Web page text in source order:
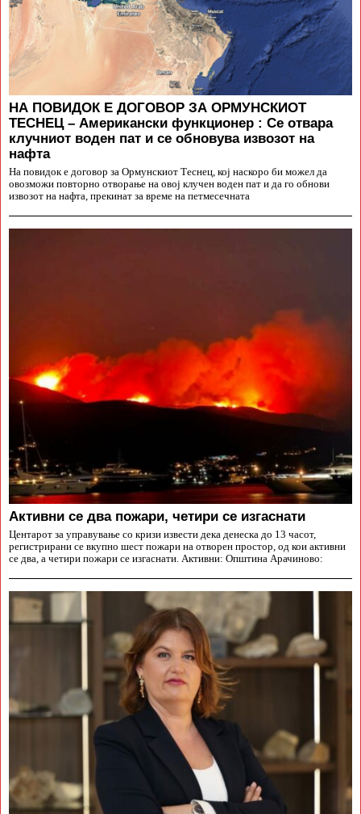
НА ПОВИДОК Е ДОГОВОР ЗА ОРМУНСКИОТ
ТЕСНЕЦ – Американски функционер : Се отвара
клучниот воден пат и се обновува извозот на
нафта
На повидок е договор за Ормунскиот Теснец, кој наскоро би можел да
овозможи повторно отворање на овој клучен воден пат и да го обнови
извозот на нафта, прекинат за време на петмесечната
Aктивни се два пожари, четири се изгаснати
Центарот за управување со кризи извести дека денеска до 13 часот,
регистрирани се вкупно шест пожари на отворен простор, од кои активни
се два, а четири пожари се изгаснати. Активни: Општина Арачиново: